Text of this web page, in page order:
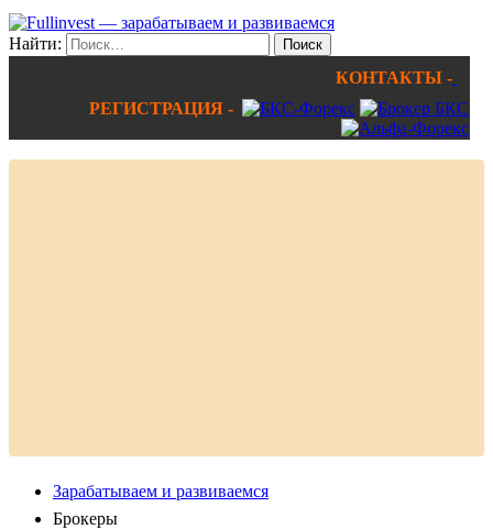
Найти:
КОНТАКТЫ -
РЕГИСТРАЦИЯ -
Зарабатываем и развиваемся
Брокеры